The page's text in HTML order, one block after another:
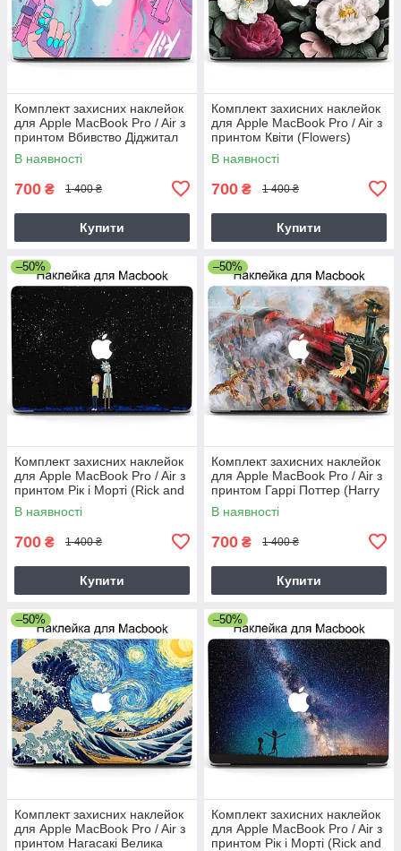
Комплект захисних наклейок
для Apple MacBook Pro / Air з
принтом Вбивство Діджитал
Арт (Kill Digital art)
В наявності
700 ₴ 1 400 ₴
Купити
Комплект захисних наклейок
для Apple MacBook Pro / Air з
принтом Квіти (Flowers)
В наявності
700 ₴ 1 400 ₴
Купити
–50%
Комплект захисних наклейок
для Apple MacBook Pro / Air з
принтом Рік і Морті (Rick and
Morty)
В наявності
700 ₴ 1 400 ₴
Купити
–50%
Комплект захисних наклейок
для Apple MacBook Pro / Air з
принтом Гаррі Поттер (Harry
Potter)
В наявності
700 ₴ 1 400 ₴
Купити
–50%
Комплект захисних наклейок
для Apple MacBook Pro / Air з
принтом Нагасакі Велика
–50%
Комплект захисних наклейок
для Apple MacBook Pro / Air з
принтом Рік і Морті (Rick and